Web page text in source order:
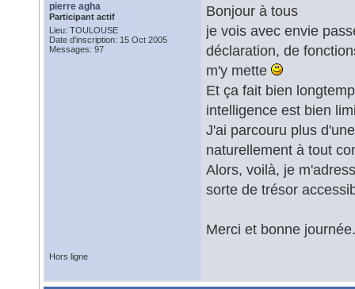
pierre agha
Participant actif
Lieu: TOULOUSE
Date d'inscription: 15 Oct 2005
Messages: 97
Bonjour à tous
je vois avec envie
déclaration, de
m'y mette
Et ça fait bien
intelligence est bien
J'ai parcouru plus
naturellement à tout
Alors, voilà, je
sorte de trésor
Merci et bonne
Hors ligne